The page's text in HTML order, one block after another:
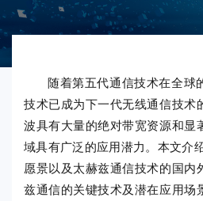
随着第五代通信技术在全球
技术已成为下一代无线通信技术
波具有大量的绝对带宽资源和显
域具有广泛的应用潜力。本文介
愿景以及太赫兹通信技术的国内
兹通信的关键技术及潜在应用场